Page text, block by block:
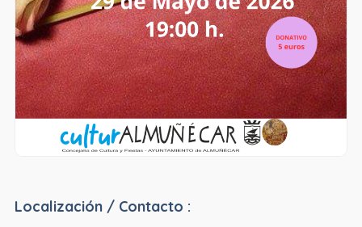
Localización / Contacto :